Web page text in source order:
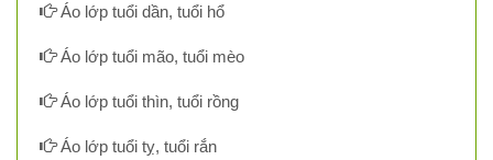
Áo lớp tuổi dần, tuổi hổ
Áo lớp tuổi mão, tuổi mèo
Áo lớp tuổi thìn, tuổi rồng
Áo lớp tuổi tỵ, tuổi rắn